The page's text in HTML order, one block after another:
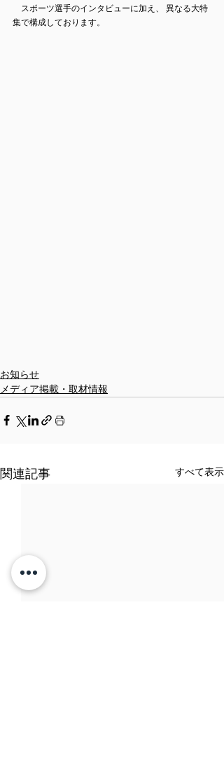
スポーツ選手のインタビューに加え、 異なる大特
集で構成しております。
お知らせ
メディア掲載・取材情報
関連記事 すべて表示